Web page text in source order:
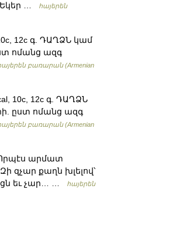
…
հայերեն
10c, 12c գ. ԴԱՂՁՆ կամ
ոմանց ազգ
բառարան (Armenian
10c, 12c գ. ԴԱՂՁՆ
ըստ ոմանց ազգ
բառարան (Armenian
Որպէս արմատ
զչար քաղն խլելով՝
եւ չար… …
հայերեն